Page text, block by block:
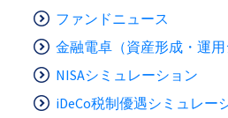
ファンドニュース
金融電卓（資産形成・運用
NISAシミュレーション
iDeCo税制優遇シミュレー